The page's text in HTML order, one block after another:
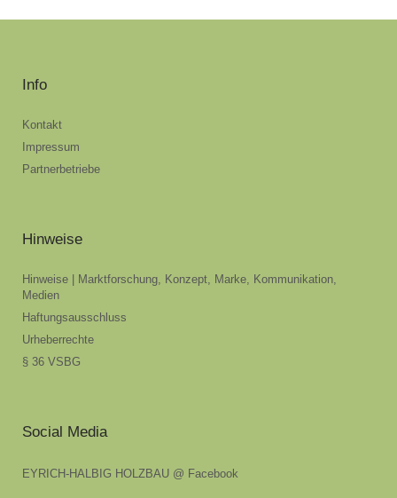
Info
Kontakt
Impressum
Partnerbetriebe
Hinweise
Hinweise | Marktforschung, Konzept, Marke, Kommunikation,
Medien
Haftungsausschluss
Urheberrechte
§ 36 VSBG
Social Media
EYRICH-HALBIG HOLZBAU @ Facebook